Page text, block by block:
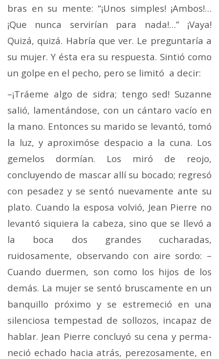
bras en su mente: “¡Unos simples! ¡Ambos!…
¡Que nun­ca servirían para nada!…” ¡Vaya!
Quizá, quizá. Habría que ver. Le preguntaría a
su mujer. Y ésta era su res­puesta. Sintió como
un golpe en el pecho, pero se limitó a decir:
–¡Tráeme algo de sidra; tengo sed! Suzanne
salió, lamentándose, con un cántaro vacío en
la mano. Entonces su marido se levantó, tomó
la luz, y apro­ximóse despacio a la cuna. Los
gemelos dormían. Los miró de reojo,
concluyendo de mascar allí su bocado; re­gresó
con pesadez y se sentó nuevamente ante su
plato. Cuando la esposa volvió, Jean Pierre no
levantó siquiera la cabeza, sino que se llevó a
la boca dos grandes cucha­radas,
ruidosamente, observando con aire sordo: –
Cuando duermen, son como los hijos de los
demás. La mujer se sentó bruscamente en un
banquillo próximo y se estremeció en una
silenciosa tempestad de sollozos, incapaz de
hablar. Jean Pierre concluyó su cena y perma­
neció echado hacia atrás, perezosamente, en